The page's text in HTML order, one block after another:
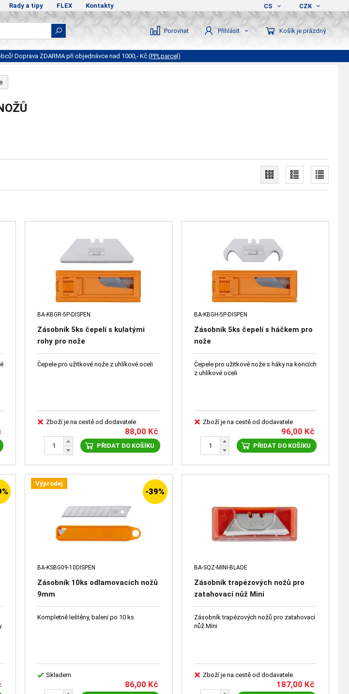
Rady a tipy FLEX Kontakty CS CZK
Porovnat Přihlásit Košík je prázdný
Doprava ZDARMA při objednávce nad 1000,- Kč(PPLparcel)
BA-KBGR-5P-DISPEN
Zásobník 5ks čepelí s kulatými
rohy pro nože
Čepele pro užitkové nože z uhlíkové oceli
Zboží je na cestě od dodavatele
88,00 Kč
PŘIDAT DO KOŠÍKU
BA-KBGH-5P-DISPEN
Zásobník 5ks čepelí s háčkem pro
nože
Čepele pro užitkové nože s háky na koncích
z uhlíkové oceli
Zboží je na cestě od dodavatele
96,00 Kč
PŘIDAT DO KOŠÍKU
Výprodej
-39%
BA-KSBG09-10DISPEN
Zásobník 10ks odlamovacích nožů
9mm
Kompletně leštěny, balení po 10 ks
Skladem
86,00 Kč
BA-SQZ-MINI-BLADE
Zásobník trapézových nožů pro
zatahovací nůž Mini
Zásobník trapézových nožů pro zatahovací
nůž Mini
Zboží je na cestě od dodavatele
187,00 Kč